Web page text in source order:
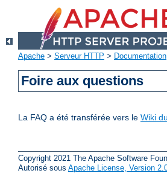
Apache > Serveur HTTP > Documentation
Foire aux questions
La FAQ a été transférée vers le Wiki
Copyright 2021 The Apache Software
Autorisé sous Apache License, Version